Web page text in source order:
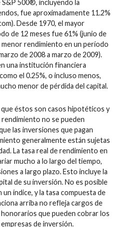
500®, incluyendo la
fue aproximadamente 11.2%
Desde 1970, el mayor
de 12 meses fue 61% (junio de
menor rendimiento en un período
de 2008 a marzo de 2009).
una institución financiera
el 0.25%, o incluso menos,
menor de pérdida del capital.
éstos son casos hipotéticos y
no se pueden
las inversiones que pagan
generalmente están sujetas
La tasa real de rendimiento en
mucho a lo largo del tiempo,
a largo plazo. Esto incluye la
de su inversión. No es posible
índice, y la tasa compuesta de
arriba no refleja cargos de
que pueden cobrar los
de inversión.